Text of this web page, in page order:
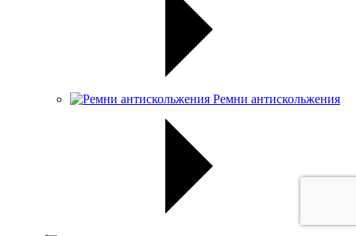
Ремни антискольжения